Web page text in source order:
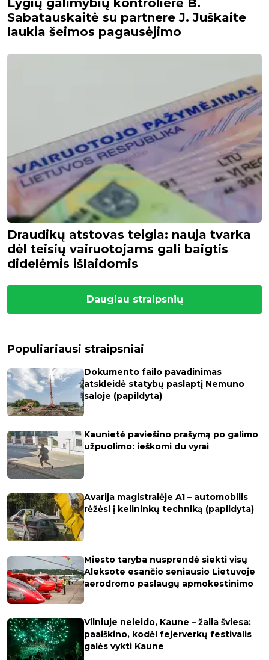
Lygių galimybių kontrolierė B.
Sabatauskaitė su partnere J. Juškaite
laukia šeimos pagausėjimo
Draudikų atstovas teigia: nauja tvarka
dėl teisių vairuotojams gali baigtis
didelėmis išlaidomis
Daugiau straipsnių
Populiariausi straipsniai
Dokumento failo pavadinimas
atskleidė statybų paslaptį Nemuno
saloje (papildyta)
Kaunietė paviešino prašymą po galimo
užpuolimo: ieškomi du vyrai
Avarija magistralėje A1 – automobilis
rėžėsi į kelininkų techniką (papildyta)
Miesto taryba nusprendė siekti visų
Aleksote esančio seniausio Lietuvoje
aerodromo paslaugų apmokestinimo
Vilniuje neleido, Kaune – žalia šviesa:
paaiškino, kodėl fejerverkų festivalis
galės vykti Kaune